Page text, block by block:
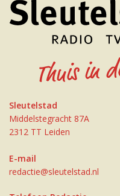
Sleutelstad
Middelstegracht 87A
2312 TT Leiden
E-mail
redactie@sleutelstad.nl